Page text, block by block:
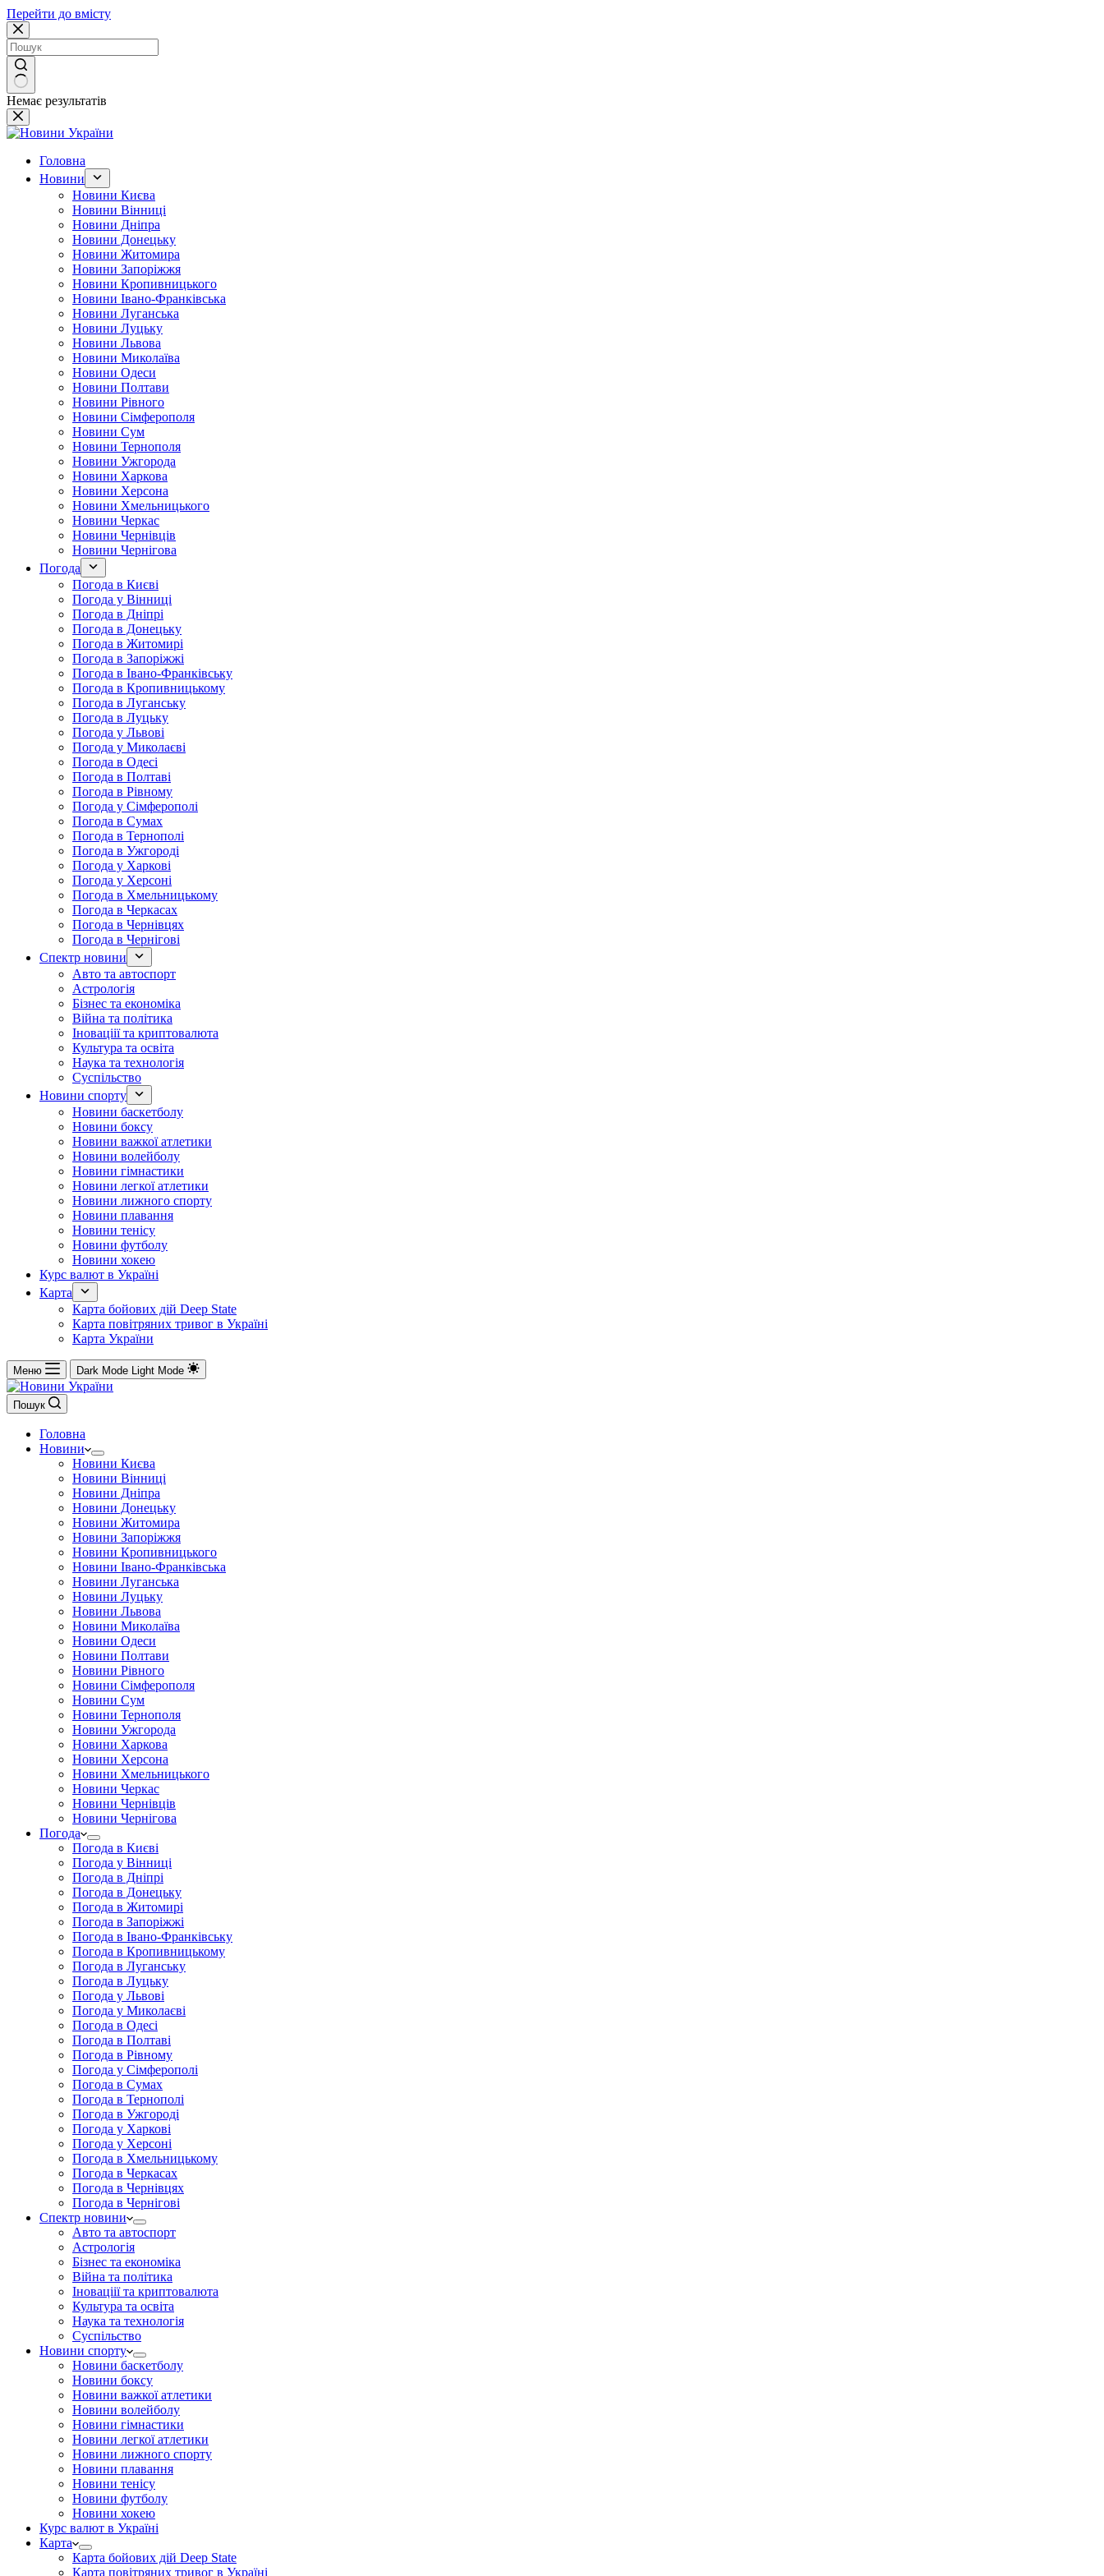
Перейти до вмісту
Немає результатів
Головна
Новини
Новини Києва
Новини Вінниці
Новини Дніпра
Новини Донецьку
Новини Житомира
Новини Запоріжжя
Новини Кропивницького
Новини Івано-Франківська
Новини Луганська
Новини Луцьку
Новини Львова
Новини Миколаїва
Новини Одеси
Новини Полтави
Новини Рівного
Новини Сімферополя
Новини Сум
Новини Тернополя
Новини Ужгорода
Новини Харкова
Новини Херсона
Новини Хмельницького
Новини Черкас
Новини Чернівців
Новини Чернігова
Погода
Погода в Києві
Погода у Вінниці
Погода в Дніпрі
Погода в Донецьку
Погода в Житомирі
Погода в Запоріжжі
Погода в Івано-Франківську
Погода в Кропивницькому
Погода в Луганську
Погода в Луцьку
Погода у Львові
Погода у Миколаєві
Погода в Одесі
Погода в Полтаві
Погода в Рівному
Погода у Сімферополі
Погода в Сумах
Погода в Тернополі
Погода в Ужгороді
Погода у Харкові
Погода у Херсоні
Погода в Хмельницькому
Погода в Черкасах
Погода в Чернівцях
Погода в Чернігові
Спектр новини
Авто та автоспорт
Астрологія
Бізнес та економіка
Війна та політика
Іноваціії та криптовалюта
Культура та освіта
Наука та технологія
Суспільство
Новини спорту
Новини баскетболу
Новини боксу
Новини важкої атлетики
Новини волейболу
Новини гімнастики
Новини легкої атлетики
Новини лижного спорту
Новини плавання
Новини тенісу
Новини футболу
Новини хокею
Курс валют в Україні
Карта
Карта бойових дій Deep State
Карта повітряних тривог в Україні
Карта України
Меню Dark Mode Light Mode
Пошук
Головна
Новини
Новини Києва
Новини Вінниці
Новини Дніпра
Новини Донецьку
Новини Житомира
Новини Запоріжжя
Новини Кропивницького
Новини Івано-Франківська
Новини Луганська
Новини Луцьку
Новини Львова
Новини Миколаїва
Новини Одеси
Новини Полтави
Новини Рівного
Новини Сімферополя
Новини Сум
Новини Тернополя
Новини Ужгорода
Новини Харкова
Новини Херсона
Новини Хмельницького
Новини Черкас
Новини Чернівців
Новини Чернігова
Погода
Погода в Києві
Погода у Вінниці
Погода в Дніпрі
Погода в Донецьку
Погода в Житомирі
Погода в Запоріжжі
Погода в Івано-Франківську
Погода в Кропивницькому
Погода в Луганську
Погода в Луцьку
Погода у Львові
Погода у Миколаєві
Погода в Одесі
Погода в Полтаві
Погода в Рівному
Погода у Сімферополі
Погода в Сумах
Погода в Тернополі
Погода в Ужгороді
Погода у Харкові
Погода у Херсоні
Погода в Хмельницькому
Погода в Черкасах
Погода в Чернівцях
Погода в Чернігові
Спектр новини
Авто та автоспорт
Астрологія
Бізнес та економіка
Війна та політика
Іноваціії та криптовалюта
Культура та освіта
Наука та технологія
Суспільство
Новини спорту
Новини баскетболу
Новини боксу
Новини важкої атлетики
Новини волейболу
Новини гімнастики
Новини легкої атлетики
Новини лижного спорту
Новини плавання
Новини тенісу
Новини футболу
Новини хокею
Курс валют в Україні
Карта
Карта бойових дій Deep State
Карта повітряних тривог в Україні